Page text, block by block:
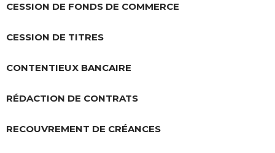
CESSION DE FONDS DE COMMERCE
CESSION DE TITRES
CONTENTIEUX BANCAIRE
RÉDACTION DE CONTRATS
RECOUVREMENT DE CRÉANCES